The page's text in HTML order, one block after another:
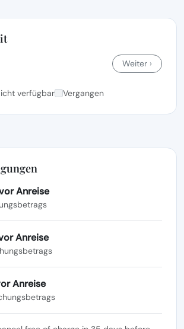
Weiter ›
verfügbar Vergangen
Anreise
Anreise
Anreise